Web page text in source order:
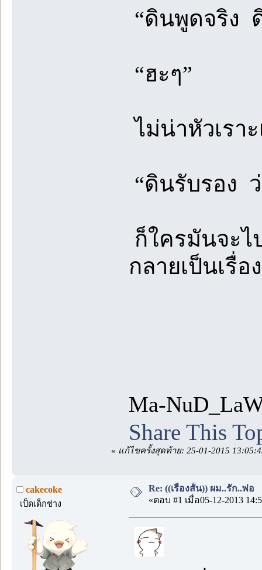
“ดินพูดจริง
“ฮะๆ”
ไม่น่าหัวเรา
“ดินรับรอง
ก็ใครมันจะไ
กลายเป็นเรื่
Ma-
Share This
« แก้ไขครั้งสุดท้าย: 25-01-2015
cakecoke
เป็ดเด็กช่าง
Re: ((เรื่องสั้น)) ผม..รัก..พ่อ
«ตอบ #1 เมื่อ05-12-2013